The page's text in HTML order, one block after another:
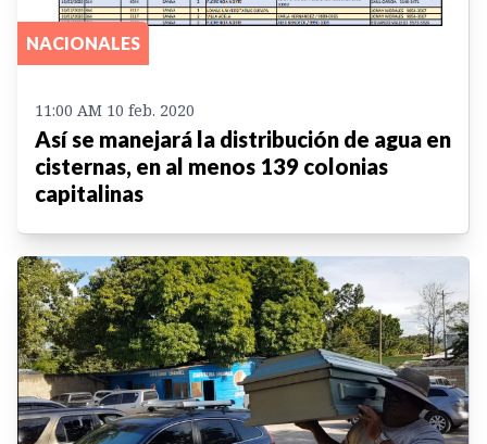
NACIONALES
11:00 AM 10 feb. 2020
Así se manejará la distribución de agua en
cisternas, en al menos 139 colonias
capitalinas